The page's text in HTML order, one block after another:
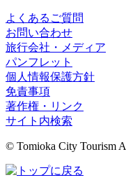
よくあるご質問
お問い合わせ
旅行会社・メディア
パンフレット
個人情報保護方針
免責事項
著作権・リンク
サイト内検索
© Tomioka City Tourism